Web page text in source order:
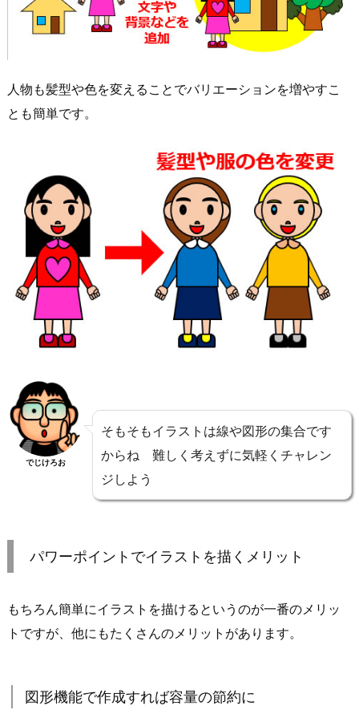
人物も髪型や色を変えることでバリエーションを増やすこ
とも簡単です。
でじけろお
そもそもイラストは線や図形の集合です
からね 難しく考えずに気軽くチャレン
ジしよう
パワーポイントでイラストを描くメリット
もちろん簡単にイラストを描けるというのが一番のメリッ
トですが、他にもたくさんのメリットがあります。
図形機能で作成すれば容量の節約に